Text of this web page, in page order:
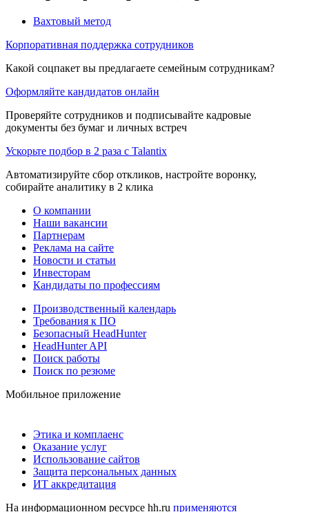
Вахтовый метод
Корпоративная поддержка сотрудников
Какой соцпакет вы предлагаете семейным сотрудникам?
Оформляйте кандидатов онлайн
Проверяйте сотрудников и подписывайте кадровые
документы без бумаг и личных встреч
Ускорьте подбор в 2 раза с Talantix
Автоматизируйте сбор откликов, настройте воронку,
собирайте аналитику в 2 клика
О компании
Наши вакансии
Партнерам
Реклама на сайте
Новости и статьи
Инвесторам
Кандидаты по профессиям
Производственный календарь
Требования к ПО
Безопасный HeadHunter
HeadHunter API
Поиск работы
Поиск по резюме
Мобильное приложение
Этика и комплаенс
Оказание услуг
Использование сайтов
Защита персональных данных
ИТ аккредитация
На информационном ресурсе hh.ru применяются